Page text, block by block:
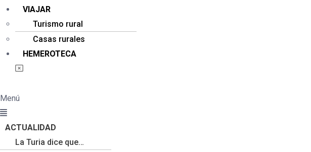
VIAJAR
Turismo rural
Casas rurales
HEMEROTECA
Menú
ACTUALIDAD
La Turia dice que…